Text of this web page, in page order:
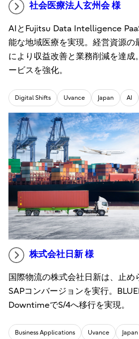
社会医療法人玄州会 様
AIとFujitsu Data Intelligence
能な地域医療を実現。経営資源の
により収益改善と業務削減を達成
ービスを強化。
Digital Shifts Uvance Japan AI
株式会社日新 様
国際物流の株式会社日新は、止め
SAPコンバージョンを実行。
DowntimeでS/4へ移行を実現。
Business Applications Uvance Japan